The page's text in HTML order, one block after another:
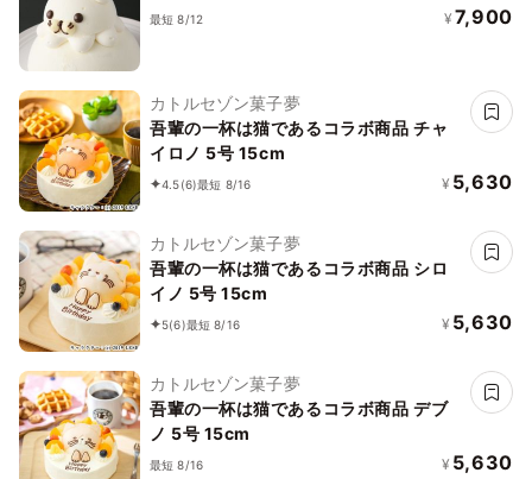
最短 8/12 ¥ 7,900
カトルセゾン菓子夢
吾輩の一杯は猫であるコラボ商品 チャ
イロノ 5号 15cm
4.5(6)最短 8/16 ¥ 5,630
カトルセゾン菓子夢
吾輩の一杯は猫であるコラボ商品 シロ
イノ 5号 15cm
5(6)最短 8/16 ¥ 5,630
カトルセゾン菓子夢
吾輩の一杯は猫であるコラボ商品 デブ
ノ 5号 15cm
最短 8/16 ¥ 5,630